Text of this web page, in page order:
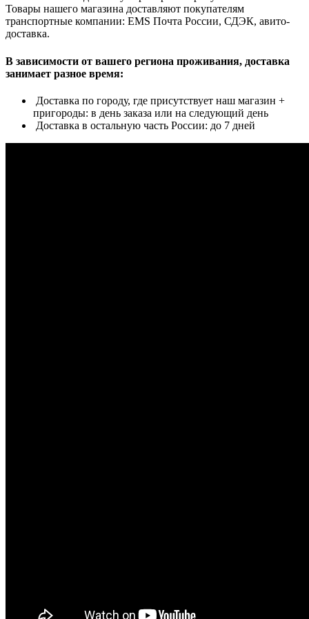
Товары нашего магазина доставляют покупателям
транспортные компании: EMS Почта России, СДЭК, авито-
доставка.
В зависимости от вашего региона проживания, доставка
занимает разное время:
Доставка по городу, где присутствует наш магазин +
пригороды: в день заказа или на следующий день
Доставка в остальную часть России: до 7 дней